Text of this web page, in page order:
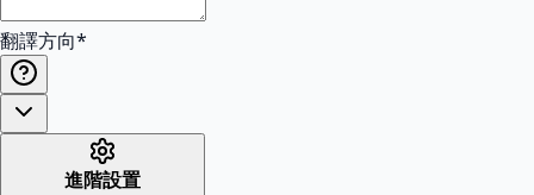
翻譯方向*
進階設置